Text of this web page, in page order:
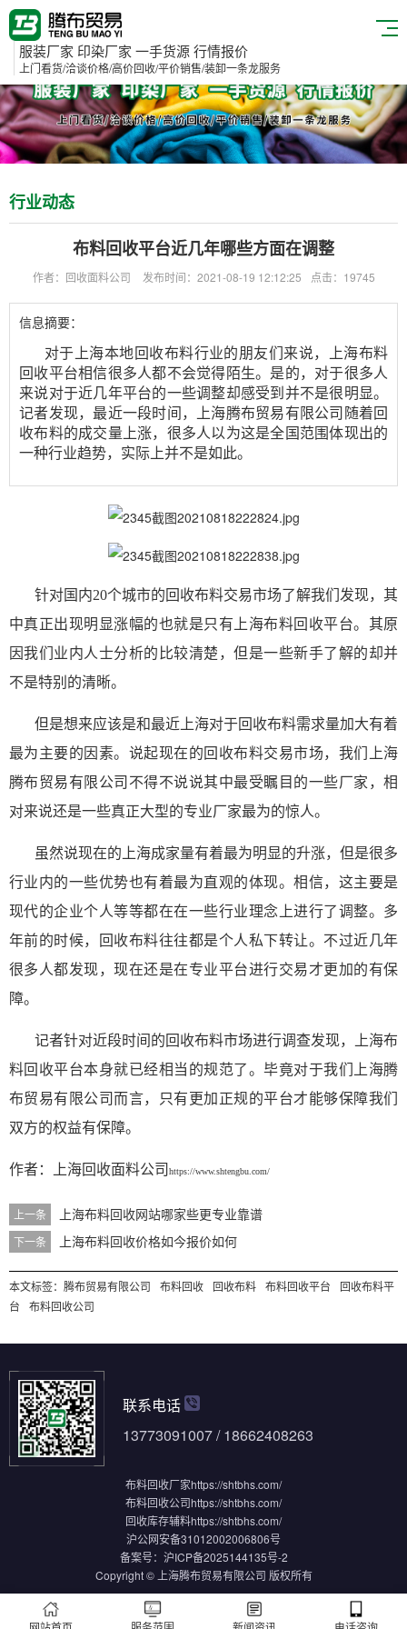
服装厂家 印染厂家 一手货源 行情报价
上门看货/洽谈价格/高价回收/平价销售/装卸一条龙服务
行业动态
布料回收平台近几年哪些方面在调整
作者：回收面料公司 发布时间：2021-08-19 12:12:25 点击：19745
信息摘要：
对于 上海本地回收布料行业的朋友们来说，
上海布料
回收平台相信很多人都不会觉得陌生。是的，对于很多人
来说对于近几年平台的一些调整却感受到并不是很明显。
记者发现，最近一段时间，
上海腾布贸易有限公司 随着 回
收布料的成交量 上涨，很多人以为这是全国范围体现出的
一种行业趋势，实际上并不是如此。
针对国内20个城市的回收布料交易市场了解我们发现， 其
中真正出现明显涨幅的也就是只有 上海布料回收平台。其原
因我们 业内人士分析的比较清楚 ，但是一些新手了解的却并
不是特别的清晰。
但是想来应该是和最近 上海对于回收布料需求量加大有着
最为主要的因素。 说起现在的 回收布料交易市场， 我们
上海
腾布贸易有限公司 不得不说说其中最受瞩目的一些厂家 ，相
对来说还是一些真正大型的专业厂家最为的惊人。
虽然说现在的上海成家量有着最为明显的升涨，但是很多
行业内的一些优势也有着最为直观的体现。相信，这主要是
现代的企业个人等等都在在一些行业理念上进行了调整。 多
年前的时候，回收布料往往都是个人私下转让。不过近几年
很多人都发现，现在还是在专业平台进行交易才更加的有保
障。
记者针对近段时间的回收布料市场进行调查发现，上海布
料回收平台本身就已经相当 的规范了。毕竟对于我们
上海腾
布贸易有限公司 而言，只有更加 正规的平台才能够保障我们
双方的权益有保障。
作者： 上海回收面料公司 https://www.shtengbu.com/
上一条 上海布料回收网站哪家些更专业靠谱
下一条 上海布料回收价格如今报价如何
本文标签： 腾布贸易有限公司 布料回收 回收布料 布料回收平台
回收布料平
台
布料回收公司
联系电话
13773091007 / 18662408263
布料回收厂家https://shtbhs.com/
布料回收公司https://shtbhs.com/
回收库存辅料https://shtbhs.com/
沪公网安备31012002006806号
备案号： 沪ICP备2025144135号-2
Copyright © 上海腾布贸易有限公司 版权所有